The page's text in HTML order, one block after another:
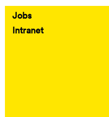
Fußbereich
Jobs
Intranet